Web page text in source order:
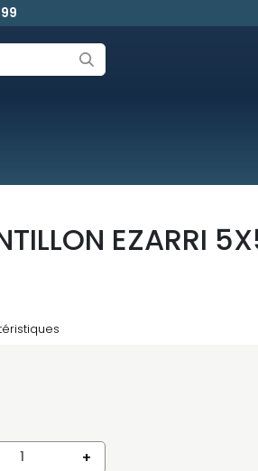
EZARRI
+